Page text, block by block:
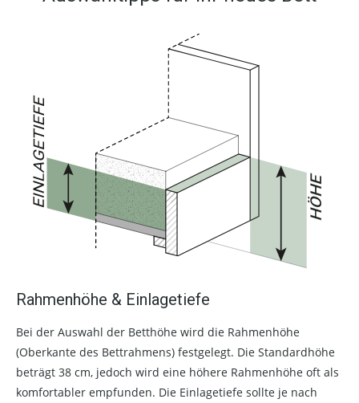
Rahmenhöhe & Einlagetiefe
Bei der Auswahl der Betthöhe wird die Rahmenhöhe
(Oberkante des Bettrahmens) festgelegt. Die Standardhöhe
beträgt 38 cm, jedoch wird eine höhere Rahmenhöhe oft als
komfortabler empfunden. Die Einlagetiefe sollte je nach